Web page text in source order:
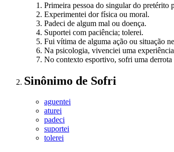
Primeira pessoa do singular do
Experimentei dor física ou moral.
Padeci de algum mal ou doença.
Suportei com paciência; tolerei.
Fui vítima de alguma ação ou situação
Na psicologia, vivenciei uma
No contexto esportivo, sofri uma derrota
Sinônimo de Sofri
aguentei
aturei
padeci
suportei
tolerei